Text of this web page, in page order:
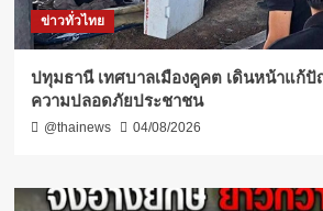
ข่าวทั่วไทย
ปทุมธานี เทศบาลเมืองคูคต เดินหน้าแก้ปั
ความปลอดภัยประชาชน
@thainews 04/08/2026